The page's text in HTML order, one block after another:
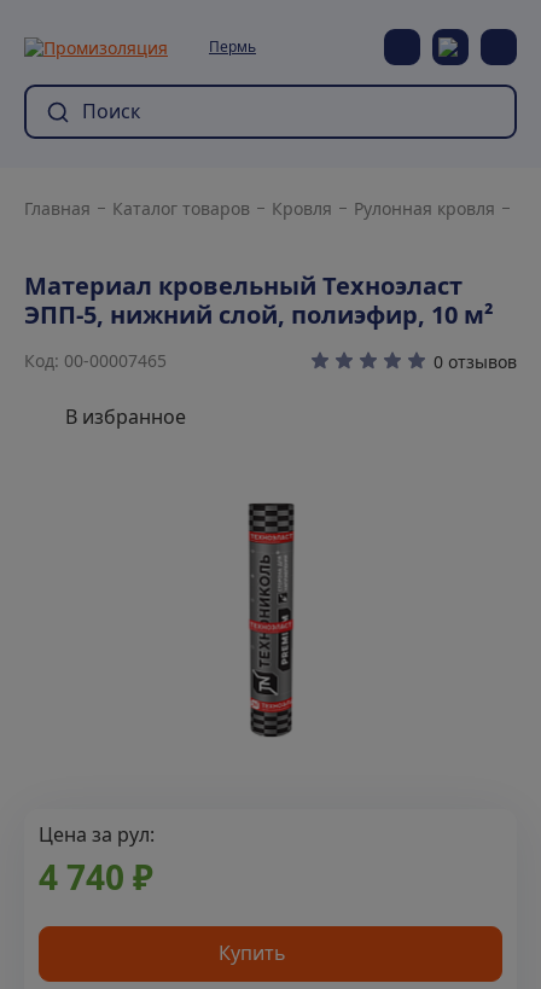
Пермь
Главная Каталог товаров Кровля Рулонная кровля
Материал кровельный Техноэласт
ЭПП-5, нижний слой, полиэфир, 10 м²
Код: 00-00007465 0 отзывов
В избранное
Цена за рул:
4 740 ₽
Купить